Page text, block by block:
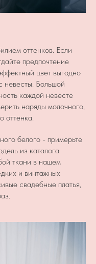
оттенков. Если
предпочтение
цвет выгодно
невесты. Большой
каждой невесте
наряды молочного,
оттенка.
белого - примерьте
из каталога
ткани в нашем
и винтажных
свадебные платья,